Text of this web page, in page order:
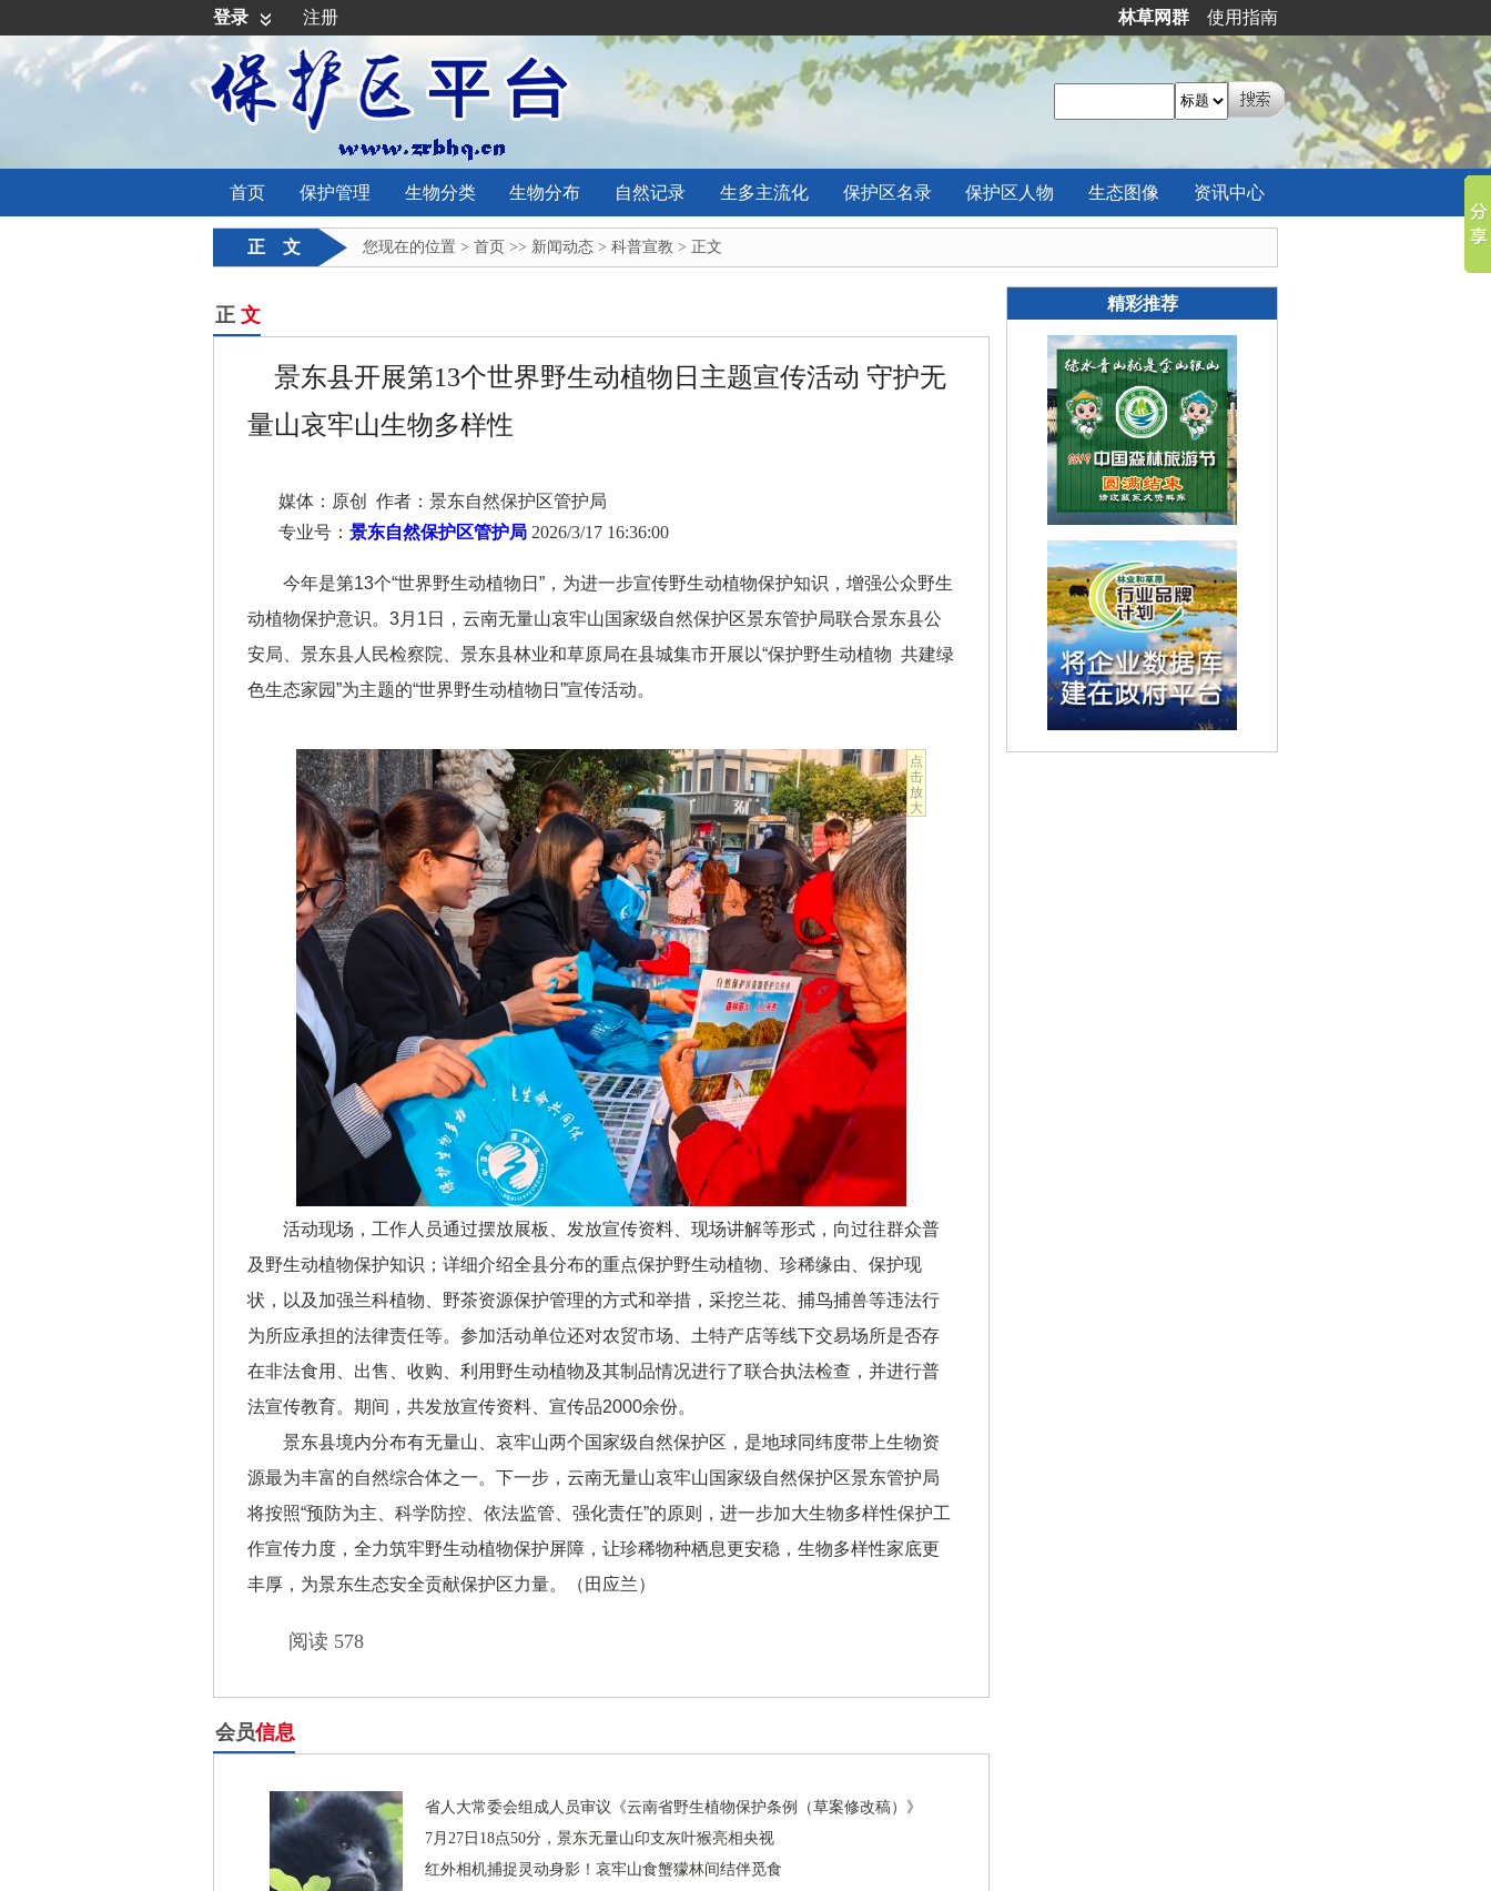
登录 注册 林草网群 使用指南
首页 保护管理 生物分类 生物分布 自然记录 生多主流化 保护区名录 保护区 人物 生态图像 资讯中心
正 文 您现在的位置 > 首页 >> 新闻动态 > 科普宣教 > 正文
正 文
景东县开展第13个世界野生动植物日主题宣传活动 守护无
量山哀牢山生物多样性
媒体：原创 作者：景东自然保护区管护局
专业号： 景东自然保护区管护局 2026/3/17 16:36:00
今年是第13个“世界野生动植物日”，为进一步宣传野生动植物保护知识，增强公众野生
动植物保护意识。3月1日，云南无量山哀牢山国家级自然保护区景东管护局联合景东县公
安局、景东县人民检察院、景东县林业和草原局在县城集市开展以“保护野生动植物 共建绿
色生态家园”为主题的“世界野生动植物日”宣传活动。
点
击
放
大
活动现场，工作人员通过摆放展板、发放宣传资料、现场讲解等形式，向过往群众普
及野生动植物保护知识；详细介绍全县分布的重点保护野生动植物、珍稀缘由、保护现
状，以及加强兰科植物、野茶资源保护管理的方式和举措，采挖兰花、捕鸟捕兽等违法行
为所应承担的法律责任等。参加活动单位还对农贸市场、土特产店等线下交易场所是否存
在非法食用、出售、收购、利用野生动植物及其制品情况进行了联合执法检查，并进行普
法宣传教育。期间，共发放宣传资料、宣传品2000余份。
景东县境内分布有无量山、哀牢山两个国家级自然保护区，是地球同纬度带上生物资
源最为丰富的自然综合体之一。下一步，云南无量山哀牢山国家级自然保护区景东管护局
将按照“预防为主、科学防控、依法监管、强化责任”的原则，进一步加大生物多样性保护工
作宣传力度，全力筑牢野生动植物保护屏障，让珍稀物种栖息更安稳，生物多样性家底更
丰厚，为景东生态安全贡献保护区力量。（田应兰）
阅读 578
会员信息
省人大常委会组成人员审议《云南省野生植物保护条例（草案修改稿）》
7月27日18点50分，景东无量山印支灰叶猴亮相央视
红外相机捕捉灵动身影！哀牢山食蟹獴林间结伴觅食
精彩推荐